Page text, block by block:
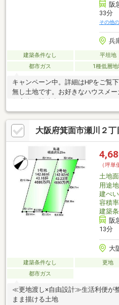
阪
33分
その他
兵
建築条件なし 平坦地
都市ガス
1種低層地
キャンペーン中。詳細はHPをご覧
無し土地です。お好きなハウスメ
大阪府箕面市瀬川２丁
（坪単
土地
用途
建ぺ
容積率
建築
阪
13分
大
建築条件なし 更地
都市ガス
≪更地渡し×自由設計≫生活利便が
まま描ける土地